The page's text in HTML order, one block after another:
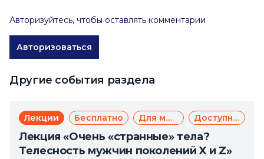
Авторизуйтесь, чтобы оставлять комментарии
Авторизоваться
Другие события раздела
Лекции Бесплатно Для молодежи Доступная среда
Лекция «Очень «странные» тела?
Телесность мужчин поколений X и Z»